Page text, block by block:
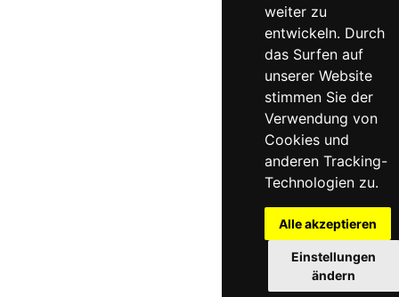
weiter zu
entwickeln. Durch
das Surfen auf
unserer Website
stimmen Sie der
Verwendung von
Cookies und
anderen Tracking-
Technologien zu.
Alle akzeptieren
Einstellungen
ändern